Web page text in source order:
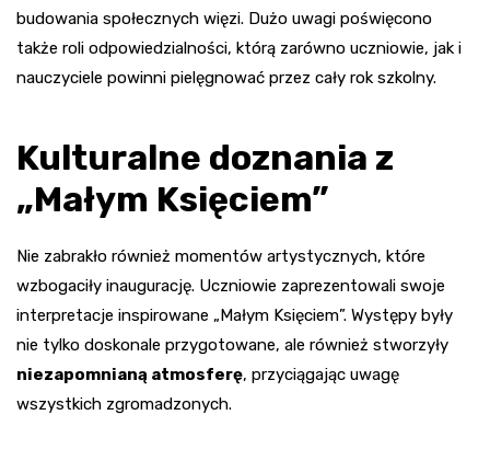
budowania społecznych więzi. Dużo uwagi poświęcono
także roli odpowiedzialności, którą zarówno uczniowie, jak i
nauczyciele powinni pielęgnować przez cały rok szkolny.
Kulturalne doznania z
„Małym Księciem”
Nie zabrakło również momentów artystycznych, które
wzbogaciły inaugurację. Uczniowie zaprezentowali swoje
interpretacje inspirowane „Małym Księciem”. Występy były
nie tylko doskonale przygotowane, ale również stworzyły
niezapomnianą atmosferę, przyciągając uwagę
wszystkich zgromadzonych.